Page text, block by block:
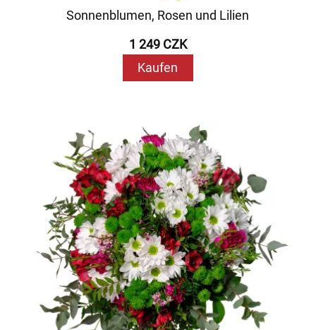
Sonnenblumen, Rosen und Lilien
1 249 CZK
Kaufen